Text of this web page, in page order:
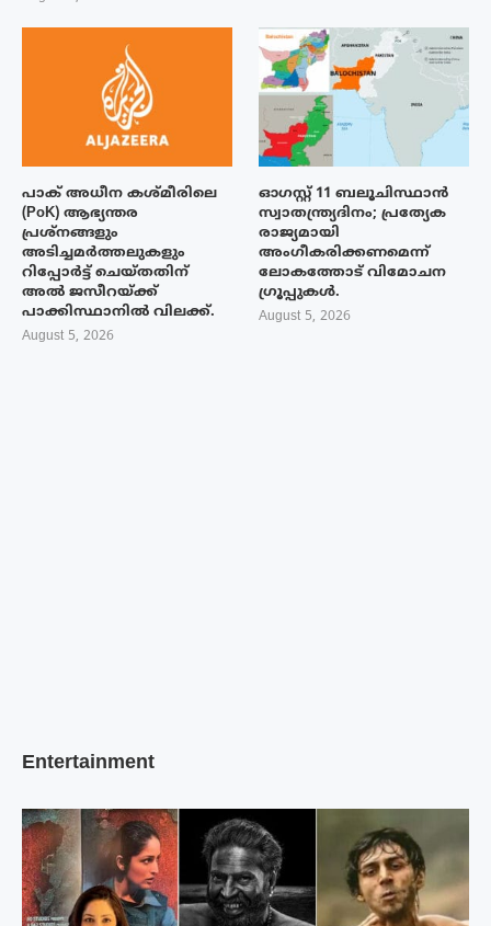
പാക് അധീന കശ്മീരിലെ
(PoK) ആഭ്യന്തര
പ്രശ്നങ്ങളും
അടിച്ചമർത്തലുകളും
റിപ്പോർട്ട് ചെയ്തതിന്
അൽ ജസീറയ്‌ക്ക്
പാക്കിസ്ഥാനിൽ വിലക്ക്.
August 5, 2026
ഓഗസ്റ്റ് 11 ബലൂചിസ്ഥാൻ
സ്വാതന്ത്ര്യദിനം; പ്രത്യേക
രാജ്യമായി
അംഗീകരിക്കണമെന്ന്
ലോകത്തോട് വിമോചന
ഗ്രൂപ്പുകൾ.
August 5, 2026
Entertainment